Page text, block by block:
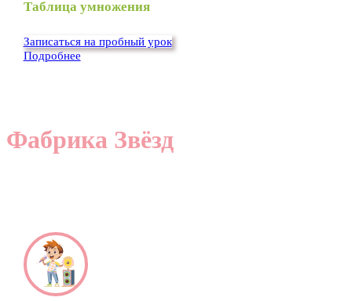
Таблица умножения
Записаться на пробный урок
Подробнее
Фабрика Звёзд